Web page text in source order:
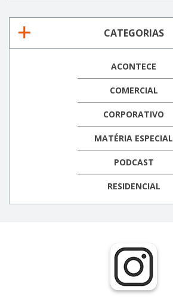
CATEGORIAS
ACONTECE
COMERCIAL
CORPORATIVO
MATÉRIA ESPECIAL
PODCAST
RESIDENCIAL